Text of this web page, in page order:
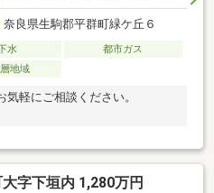
奈良県生駒郡平群町緑ケ丘６
水
都市ガス
地域
軽にご相談ください。
字下垣内 1,280万円